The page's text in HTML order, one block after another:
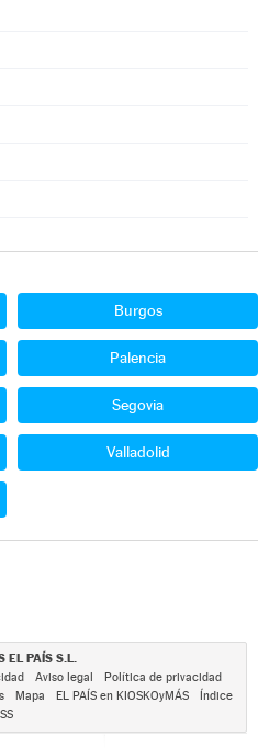
Burgos
Palencia
Segovia
Valladolid
EL PAÍS S.L.
Aviso legal
Política de privacidad
Mapa EL PAÍS en KIOSKOyMÁS
Índice